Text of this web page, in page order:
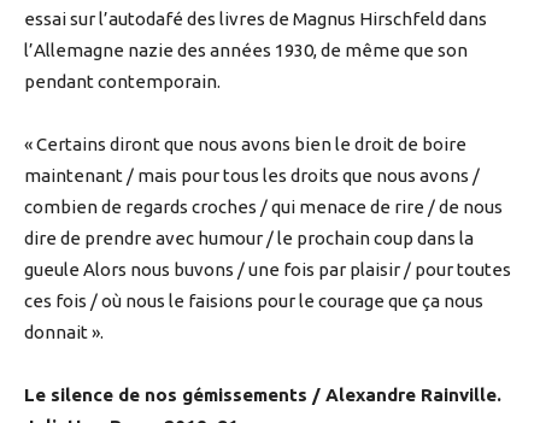
essai sur l’autodafé des livres de Magnus Hirschfeld dans
l’Allemagne nazie des années 1930, de même que son
pendant contemporain.
« Certains diront que nous avons bien le droit de boire
maintenant / mais pour tous les droits que nous avons /
combien de regards croches / qui menace de rire / de nous
dire de prendre avec humour / le prochain coup dans la
gueule Alors nous buvons / une fois par plaisir / pour toutes
ces fois / où nous le faisions pour le courage que ça nous
donnait ».
Le silence de nos gémissements / Alexandre Rainville.